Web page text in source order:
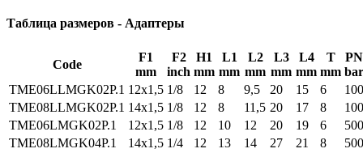
Таблица размеров - Адаптеры
Code
F1
mm
F2
inch
H1
mm
L1
mm
L2
mm
L3
mm
L4
mm
T
mm
PN
bar
TME06LLMGK02P.1 12x1,5 1/8 12 8 9,5 20 15 6
100
TME08LLMGK02P.1 14x1,5 1/8 12 8 11,5 20 17 8
100
TME06LMGK02P.1
12x1,5 1/8 12 10 12 20 19 6
500
TME08LMGK04P.1
14x1,5 1/4 12 13 14 27 21 8
500